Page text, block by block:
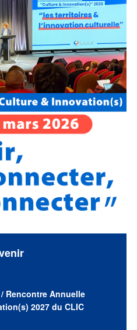
/ Rencontre Annuelle
2027 du CLIC